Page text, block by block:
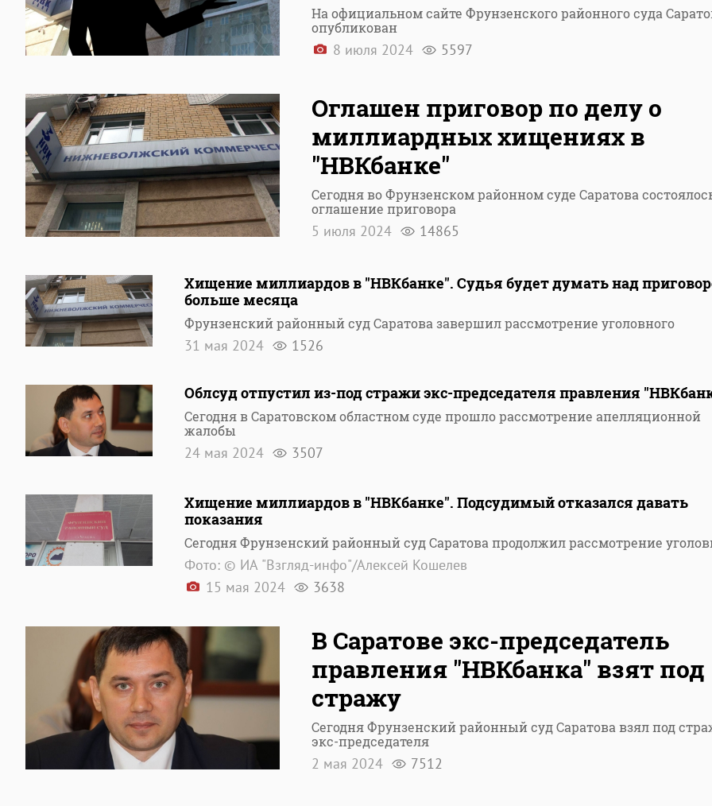
На официальном сайте Фрунзенского районного суда
опубликован
8 июля 2024 5597
Оглашен приговор по делу о
миллиардных хищениях в
"НВКбанке"
Сегодня во Фрунзенском районном суде Саратова
оглашение приговора
5 июля 2024 14865
Хищение миллиардов в "НВКбанке". Судья будет думать над
больше месяца
Фрунзенский районный суд Саратова завершил рассмотрение уголовного
31 мая 2024 1526
Облсуд отпустил из-под стражи экс-председателя правления
Сегодня в Саратовском областном суде прошло рассмотрение апелляционной
жалобы
24 мая 2024 3507
Хищение миллиардов в "НВКбанке". Подсудимый отказался давать
показания
Сегодня Фрунзенский районный суд Саратова продолжил рассмотрение
Фото: © ИА "Взгляд-инфо"/Алексей Кошелев
15 мая 2024
3638
В Саратове экс-председатель
правления "НВКбанка" взят под
стражу
Сегодня Фрунзенский районный суд Саратова взял под
экс-председателя
2 мая 2024 7512